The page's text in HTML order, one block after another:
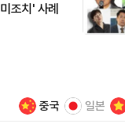
조치' 사례
중국 일본